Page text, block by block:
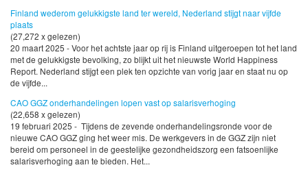
Finland wederom gelukkigste land ter wereld, Nederland stijgt naar vijfde
plaats
(27,272 x gelezen)
20 maart 2025 - Voor het achtste jaar op rij is Finland uitgeroepen tot het land
met de gelukkigste bevolking, zo blijkt uit het nieuwste World Happiness
Report. Nederland stijgt een plek ten opzichte van vorig jaar en staat nu op
de vijfde...
CAO GGZ onderhandelingen lopen vast op salarisverhoging
(22,658 x gelezen)
19 februari 2025 - Tijdens de zevende onderhandelingsronde voor de
nieuwe CAO GGZ ging het weer mis. De werkgevers in de GGZ zijn niet
bereid om personeel in de geestelijke gezondheidszorg een fatsoenlijke
salarisverhoging aan te bieden. Het...